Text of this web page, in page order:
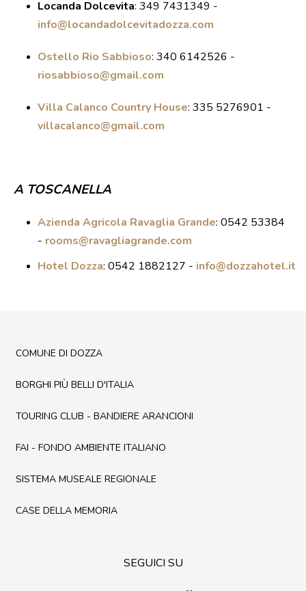
Locanda Dolcevita: 349 7431349 -
info@locandadolcevitadozza.com
Ostello Rio Sabbioso: 340 6142526 -
riosabbioso@gmail.com
Villa Calanco Country House: 335 5276901 -
villacalanco@gmail.com
A TOSCANELLA
Azienda Agricola Ravaglia Grande: 0542 53384
- rooms@ravagliagrande.com
Hotel Dozza: 0542 1882127 - info@dozzahotel.it
COMUNE DI DOZZA
BORGHI PIÙ BELLI D'ITALIA
TOURING CLUB - BANDIERE ARANCIONI
FAI - FONDO AMBIENTE ITALIANO
SISTEMA MUSEALE REGIONALE
CASE DELLA MEMORIA
SEGUICI SU